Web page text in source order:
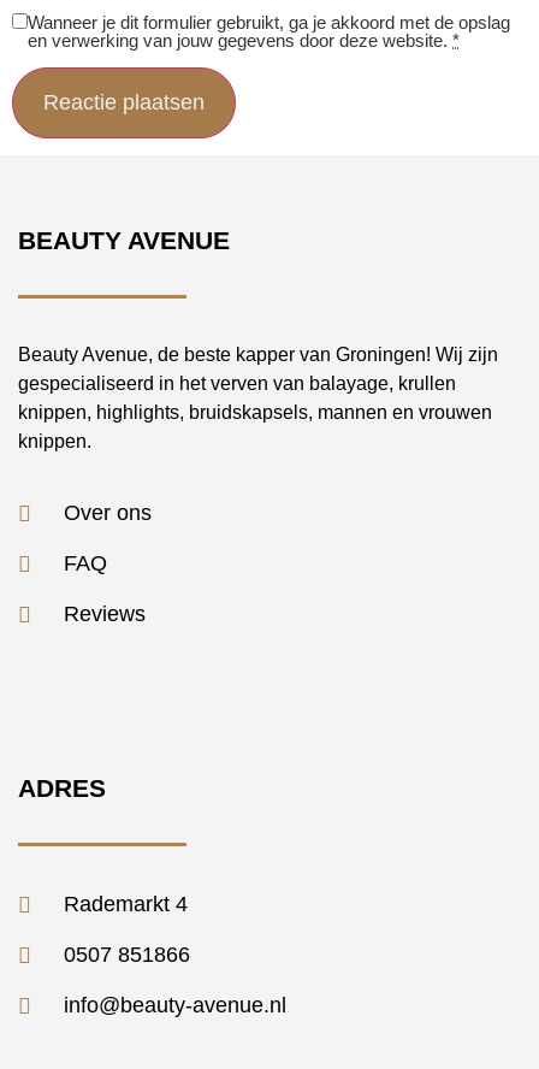
Wanneer je dit formulier gebruikt, ga je akkoord met de opslag
en verwerking van jouw gegevens door deze website. *
BEAUTY AVENUE
Beauty Avenue, de beste kapper van Groningen! Wij zijn
gespecialiseerd in het verven van balayage, krullen
knippen, highlights, bruidskapsels, mannen en vrouwen
knippen.
Over ons
FAQ
Reviews
ADRES
Rademarkt 4
0507 851866
info@beauty-avenue.nl